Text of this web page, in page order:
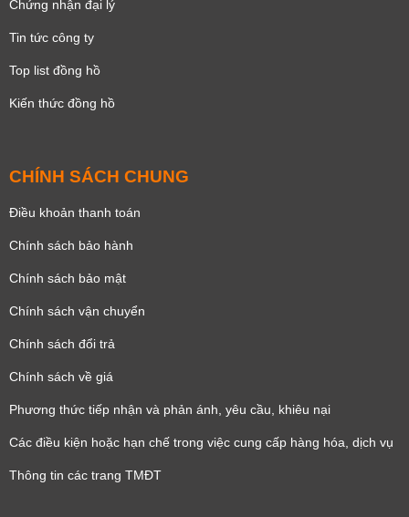
Chứng nhận đại lý
Tin tức công ty
Top list đồng hồ
Kiến thức đồng hồ
CHÍNH SÁCH CHUNG
Điều khoản thanh toán
Chính sách bảo hành
Chính sách bảo mật
Chính sách vận chuyển
Chính sách đổi trả
Chính sách về giá
Phương thức tiếp nhận và phản ánh, yêu cầu, khiêu nại
Các điều kiện hoặc hạn chế trong việc cung cấp hàng hóa, dịch vụ
Thông tin các trang TMĐT